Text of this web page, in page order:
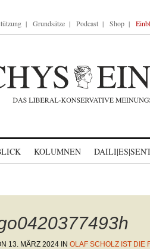
Grundsätze Podcast Shop
KOLUMNEN
13. MÄRZ 2024 IN OLAF SCHOLZ IST DIE